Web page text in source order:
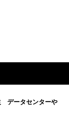
データセンターや